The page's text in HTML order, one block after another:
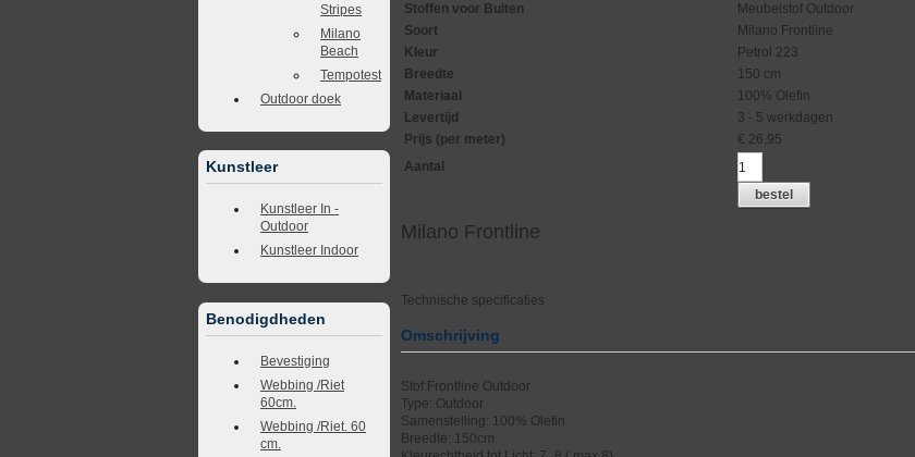
Stripes
Milano
Beach
Tempotest
Outdoor doek
Kunstleer
Kunstleer In -
Outdoor
Kunstleer Indoor
Benodigdheden
Bevestiging
Webbing /Riet
60cm.
Webbing /Riet. 60
cm.
Stoffen voor Buiten
Meubelstof Outdoor
Soort
Milano Frontline
Kleur
Petrol 223
Breedte
150 cm
Materiaal
100% Olefin
Levertijd
3 - 5 werkdagen
Prijs (per meter)
€ 26,95
Aantal
bestel
Milano Frontline
Technische specificaties
Omschrijving
Stof:Frontline Outdoor
Type: Outdoor
Samenstelling: 100% Olefin
Breedte: 150cm